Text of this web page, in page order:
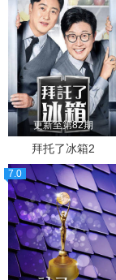
更新至第82期
拜托了冰箱2
7.0